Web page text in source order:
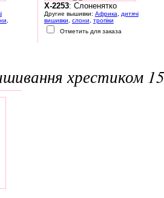
X-2253: Слоненятко
Другие вышивки: Африка
дитячі
вишивки
слони
тропіки
Отметить для заказа
хрестиком